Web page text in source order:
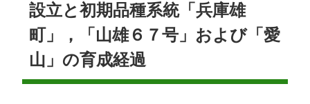
設立と初期品種系統「兵庫雄
町」，「山雄６７号」および「愛
山」の育成経過